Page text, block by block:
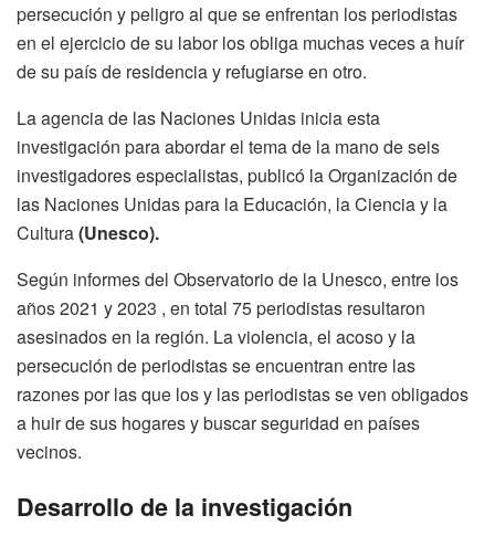
persecución y peligro al que se enfrentan los periodistas
en el ejercicio de su labor los obliga muchas veces a huír
de su país de residencia y refugiarse en otro.
La agencia de las Naciones Unidas inicia esta
investigación para abordar el tema de la mano de seis
investigadores especialistas, publicó la Organización de
las Naciones Unidas para la Educación, la Ciencia y la
Cultura(Unesco).
Según informes del Observatorio de la Unesco, entre los
años 2021 y 2023 , en total 75 periodistas resultaron
asesinados en la región. La violencia, el acoso y la
persecución de periodistas se encuentran entre las
razones por las que los y las periodistas se ven obligados
a huir de sus hogares y buscar seguridad en países
vecinos.
Desarrollo de la investigación